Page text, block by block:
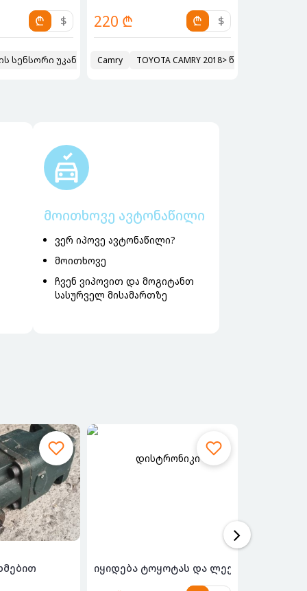
₾ $
სენსორი უკანა HILUX 2005 2020
220 ₾ ₾ $
Camry TOYOTA CAMRY 2018> წინა მორგვი
მოითხოვე ავტონაწილი
ვერ იპოვე ავტონაწილი?
მოითხოვე
ჩვენ ვიპოვით და მოგიტანთ
სასურველ მისამართზე
შავ გულიანი ქარხნული ორ... იყიდება ტოყოტას და ლექსუსის ყველა